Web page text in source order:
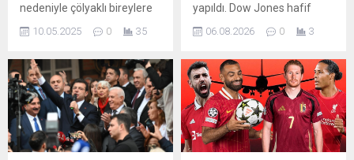
nedeniyle çölyaklı bireylere
farkındalığı arttırmak için de
huzurevlerinde de yaşlılara
özel olarak hazırlanmış
glütensiz menüler ikram
edildi. Nilüfer Belediyesi,
çölyak hastalığına dikkat
çekmek ve bu konuda
10.05.2025 0 35
yapıldı. Dow Jones hafif
ve Nasdaq endeksleri
yatırımcıların odağında
jeopolitik gelişmeler ve
devam eden bilanço sezonu
bulunuyor. Orta Doğu
kaynaklı haber akışı ve ABD
ile İran arasındaki olası
06.08.2026 0 3